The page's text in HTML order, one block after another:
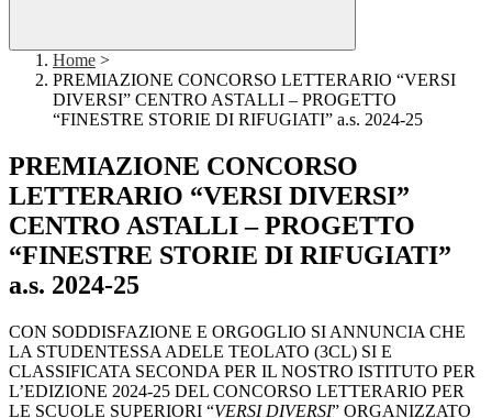
Home >
PREMIAZIONE CONCORSO LETTERARIO “VERSI
DIVERSI” CENTRO ASTALLI – PROGETTO
“FINESTRE STORIE DI RIFUGIATI” a.s. 2024-25
PREMIAZIONE CONCORSO
LETTERARIO “VERSI DIVERSI”
CENTRO ASTALLI – PROGETTO
“FINESTRE STORIE DI RIFUGIATI”
a.s. 2024-25
CON SODDISFAZIONE E ORGOGLIO SI ANNUNCIA CHE
LA STUDENTESSA ADELE TEOLATO (3CL) SI E
CLASSIFICATA SECONDA PER IL NOSTRO ISTITUTO PER
L’EDIZIONE 2024-25 DEL CONCORSO LETTERARIO PER
LE SCUOLE SUPERIORI “VERSI DIVERSI” ORGANIZZATO